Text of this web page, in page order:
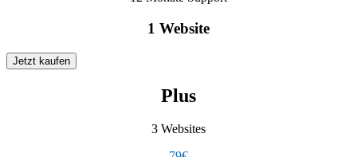
1 Website
Jetzt kaufen
Plus
3 Websites